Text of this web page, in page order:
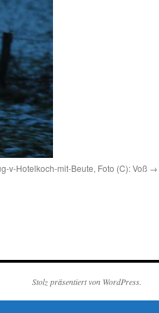
v-Hotelkoch-mit-Beute, Foto (C): Voß
Stolz präsentiert von WordPress.